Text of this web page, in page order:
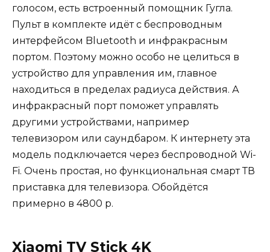
голосом, есть встроенный помощник Гугла.
Пульт в комплекте идёт с беспроводным
интерфейсом Bluetooth и инфракрасным
портом. Поэтому можно особо не целиться в
устройство для управления им, главное
находиться в пределах радиуса действия. А
инфракрасный порт поможет управлять
другими устройствами, например
телевизором или саундбаром. К интернету эта
модель подключается через беспроводной Wi-
Fi. Очень простая, но функциональная смарт ТВ
приставка для телевизора. Обойдётся
примерно в 4800 р.
Xiaomi TV Stick 4K